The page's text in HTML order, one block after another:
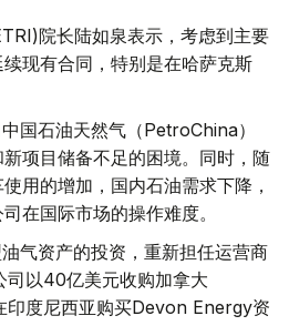
院长陆如泉表示，考虑到主要
现有合同，特别是在哈萨克斯
国石油天然气（PetroChina）
项目储备不足的困境。同时，随
用的增加，国内石油需求下降，
在国际市场的操作难度。
气资产的投资，重新担任运营商
司以40亿美元收购加拿大
度尼西亚购买Devon Energy资